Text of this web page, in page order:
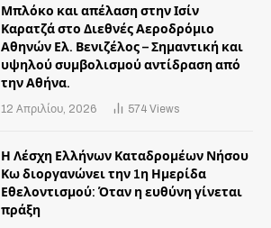
Μπλόκο και απέλαση στην Ισίν
Καρατζά στο Διεθνές Αεροδρόμιο
Αθηνών Ελ. Βενιζέλος – Σημαντική και
υψηλού συμβολισμού αντίδραση από
την Αθήνα.
12 Απριλίου, 2026 574 Views
Η Λέσχη Ελλήνων Καταδρομέων Νήσου
Κω διοργανώνει την 1η Ημερίδα
Εθελοντισμού: Όταν η ευθύνη γίνεται
πράξη